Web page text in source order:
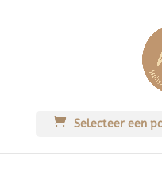
Selecteer een